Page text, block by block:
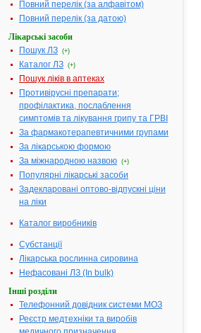
Повний перелік (за алфавітом)
Повний перелік (за датою)
Лікарські засоби
Пошук ЛЗ (+)
Каталог ЛЗ (+)
Пошук ліків в аптеках
Противірусні препарати;
профілактика, послаблення
симптомів та лікування грипу та ГРВІ
За фармакотерапевтичними групами
За лікарською формою
За міжнародною назвою (+)
Популярні лікарські засоби
Задекларовані оптово-відпускні ціни
на ліки
Каталог виробників
Субстанції
Лікарська рослинна сировина
Нефасовані ЛЗ (In bulk)
Інші розділи
Телефонний довідник системи МОЗ
Реєстр медтехніки та виробів